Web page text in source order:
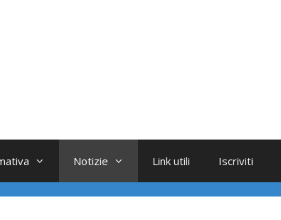
Notizie Link utili Iscriviti